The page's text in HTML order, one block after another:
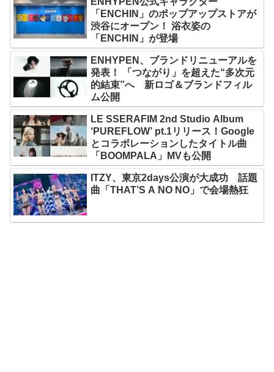
「ENCHIN」のポップアップストアが
渋谷にオープン！ 浴衣姿の
「ENCHIN」が登場
ENHYPEN、ブランドリニューアルを
発表！ 「つながり」を超えた“多次元
的結束”へ 新ロゴ＆ブランドフィル
ム公開
LE SSERAFIM 2nd Studio Album
‘PUREFLOW’ pt.1リリース！Google
とコラボレーションしたタイトル曲
「BOOMPALA」MVも公開
ITZY、東京2days公演が大成功 話題
曲「THAT’S A NO NO」で会場熱狂